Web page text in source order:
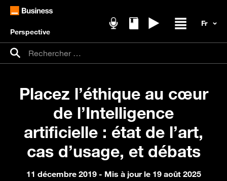
Perspective
Recherche pour :
Rechercher
Placez l’éthique au cœur
de l’Intelligence
artificielle : état de l’art,
cas d’usage, et débats
11 décembre 2019 - Mis à jour le 19 août 2025